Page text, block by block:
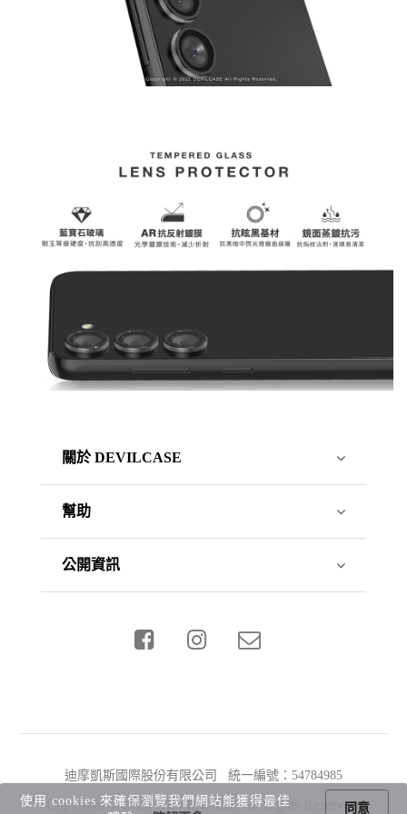
關於 DEVILCASE
幫助
公開資訊
迪摩凱斯國際股份有限公司 統一編號：54784985
Copyright © 2026 DEVILCASE All Rights Reserved.
使用 cookies 來確保瀏覽我們網站能獲得最佳
同意